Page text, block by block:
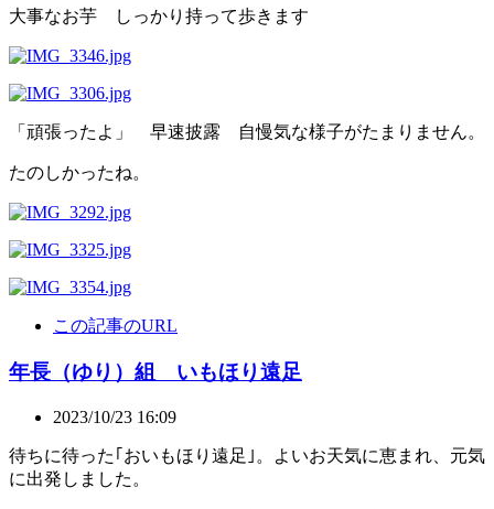
大事なお芋 しっかり持って歩きます
「頑張ったよ」 早速披露 自慢気な様子がたまりません。
たのしかったね。
この記事のURL
年長（ゆり）組 いもほり遠足
2023/10/23 16:09
待ちに待った｢おいもほり遠足｣。よいお天気に恵まれ、元気
に出発しました。